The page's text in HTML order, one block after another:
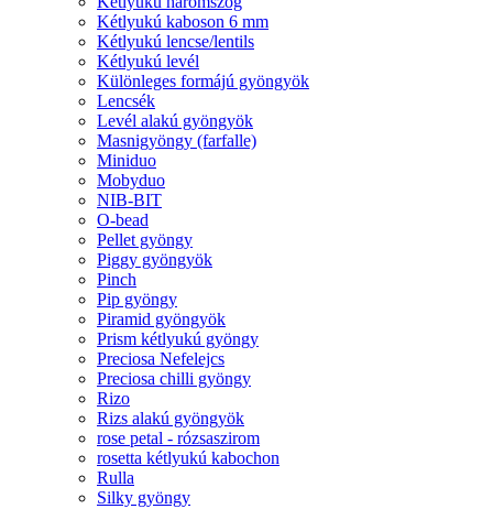
Kétlyukú kaboson 6 mm
Kétlyukú lencse/lentils
Kétlyukú levél
Különleges formájú gyöngyök
Lencsék
Levél alakú gyöngyök
Masnigyöngy (farfalle)
Miniduo
Mobyduo
NIB-BIT
O-bead
Pellet gyöngy
Piggy gyöngyök
Pinch
Pip gyöngy
Piramid gyöngyök
Prism kétlyukú gyöngy
Preciosa Nefelejcs
Preciosa chilli gyöngy
Rizo
Rizs alakú gyöngyök
rose petal - rózsaszirom
rosetta kétlyukú kabochon
Rulla
Silky gyöngy